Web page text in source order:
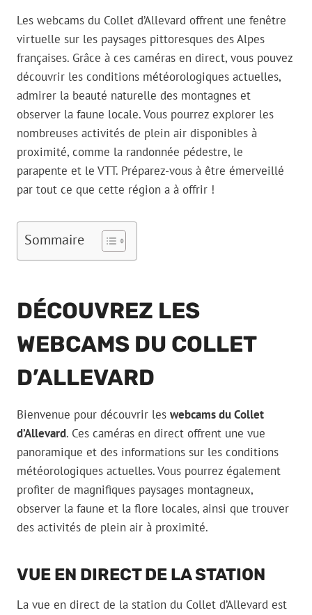
Les webcams du Collet d’Allevard offrent une fenêtre
virtuelle sur les paysages pittoresques des Alpes
françaises. Grâce à ces caméras en direct, vous pouvez
découvrir les conditions météorologiques actuelles,
admirer la beauté naturelle des montagnes et
observer la faune locale. Vous pourrez explorer les
nombreuses activités de plein air disponibles à
proximité, comme la randonnée pédestre, le
parapente et le VTT. Préparez-vous à être émerveillé
par tout ce que cette région a à offrir !
Sommaire
DÉCOUVREZ LES
WEBCAMS DU COLLET
D’ALLEVARD
Bienvenue pour découvrir les webcams du Collet
d’Allevard. Ces caméras en direct offrent une vue
panoramique et des informations sur les conditions
météorologiques actuelles. Vous pourrez également
profiter de magnifiques paysages montagneux,
observer la faune et la flore locales, ainsi que trouver
des activités de plein air à proximité.
VUE EN DIRECT DE LA STATION
La vue en direct de la station du Collet d’Allevard est